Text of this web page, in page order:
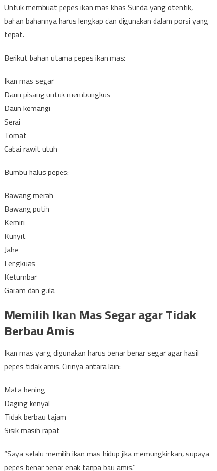
Untuk membuat pepes ikan mas khas Sunda yang otentik,
bahan bahannya harus lengkap dan digunakan dalam porsi yang
tepat.
Berikut bahan utama pepes ikan mas:
Ikan mas segar
Daun pisang untuk membungkus
Daun kemangi
Serai
Tomat
Cabai rawit utuh
Bumbu halus pepes:
Bawang merah
Bawang putih
Kemiri
Kunyit
Jahe
Lengkuas
Ketumbar
Garam dan gula
Memilih Ikan Mas Segar agar Tidak
Berbau Amis
Ikan mas yang digunakan harus benar benar segar agar hasil
pepes tidak amis. Cirinya antara lain:
Mata bening
Daging kenyal
Tidak berbau tajam
Sisik masih rapat
“Saya selalu memilih ikan mas hidup jika memungkinkan, supaya
pepes benar benar enak tanpa bau amis.”